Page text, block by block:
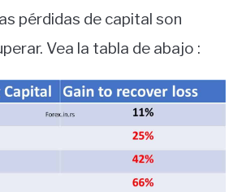
pérdidas de capital son
Vea la tabla de abajo :